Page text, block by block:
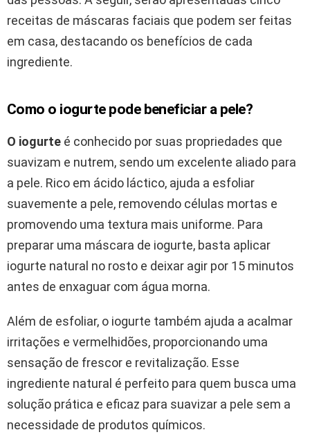
receitas de máscaras faciais que podem ser feitas
em casa, destacando os benefícios de cada
ingrediente.
Como o iogurte pode beneficiar a pele?
O iogurte é conhecido por suas propriedades que
suavizam e nutrem, sendo um excelente aliado para
a pele. Rico em ácido láctico, ajuda a esfoliar
suavemente a pele, removendo células mortas e
promovendo uma textura mais uniforme. Para
preparar uma máscara de iogurte, basta aplicar
iogurte natural no rosto e deixar agir por 15 minutos
antes de enxaguar com água morna.
Além de esfoliar, o iogurte também ajuda a acalmar
irritações e vermelhidões, proporcionando uma
sensação de frescor e revitalização. Esse
ingrediente natural é perfeito para quem busca uma
solução prática e eficaz para suavizar a pele sem a
necessidade de produtos químicos.